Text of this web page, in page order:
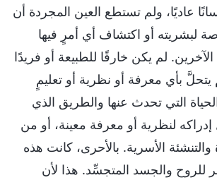
عاديًا، ولم تستطع العين المجردة أن
لبشريته أو اكتشاف أي أمرٍ فيها
لم يكن خارقًا للطبيعة أو فريدًا
يتحلَّ بأي معرفة أو نظرية أو تعليمٍ
التي تحدث عنها والطريق الذي
لنظرية أو معرفة معينة، أو من
والتنشئة الأسرية. بالأحرى، كانت هذه
للروح والجسد المتجسِّد. هذا لأن